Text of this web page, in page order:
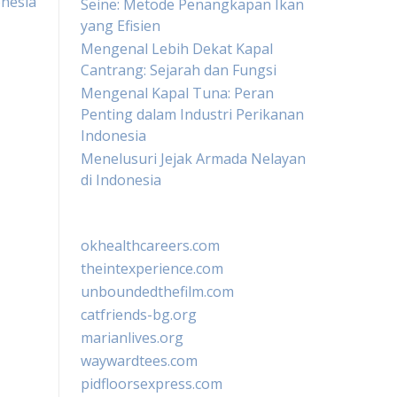
Seine: Metode Penangkapan Ikan
yang Efisien
Mengenal Lebih Dekat Kapal
Cantrang: Sejarah dan Fungsi
Mengenal Kapal Tuna: Peran
Penting dalam Industri Perikanan
Indonesia
Menelusuri Jejak Armada Nelayan
di Indonesia
okhealthcareers.com
theintexperience.com
unboundedthefilm.com
catfriends-bg.org
marianlives.org
waywardtees.com
pidfloorsexpress.com